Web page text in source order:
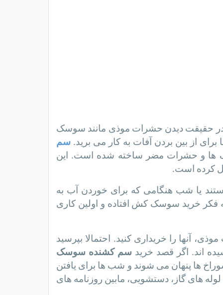
در حقیقت دیدن حشرات موذی مانند سوسک
از بین بردن آفات به کار می برید. سم
ها و حشرات مضر ساخته شده است. این
کرده است.
یا شب هنگامی که برای خوردن آب به
فکر خرید سوسک کش افتاده و اولین کاری
را خریداری کنید. احتمالا بپرسید
اند. اگر قصد خرید سم کشنده سوسک
ها پنهان می شوند و شب ها برای یافتن
‌های گاز، دستشویی، مابین روزنامه ‌های